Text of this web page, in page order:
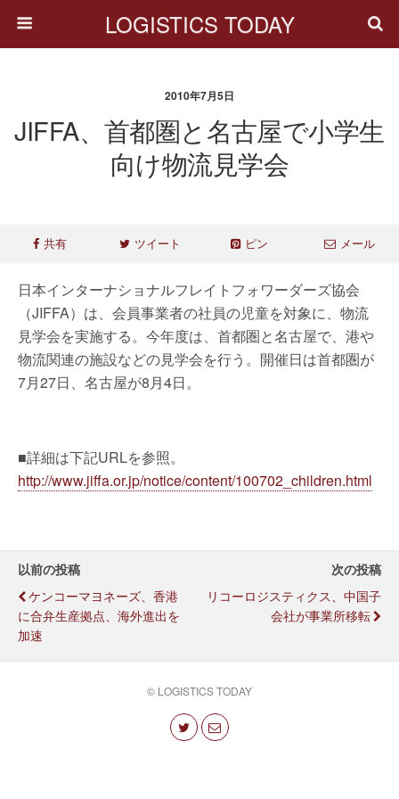
LOGISTICS TODAY
2010年7月5日
JIFFA、首都圏と名古屋で小学生
向け物流見学会
共有 ツイート ピン メール
日本インターナショナルフレイトフォワーダーズ協会
（JIFFA）は、会員事業者の社員の児童を対象に、物流
見学会を実施する。今年度は、首都圏と名古屋で、港や
物流関連の施設などの見学会を行う。開催日は首都圏が
7月27日、名古屋が8月4日。
■詳細は下記URLを参照。
http://www.jiffa.or.jp/notice/content/100702_children.html
以前の投稿
ケンコーマヨネーズ、香港
に合弁生産拠点、海外進出を
加速
次の投稿
リコーロジスティクス、中国子
会社が事業所移転
© LOGISTICS TODAY